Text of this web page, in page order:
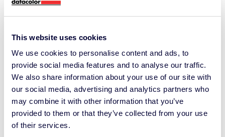
This website uses cookies
We use cookies to personalise content and ads, to
provide social media features and to analyse our traffic.
We also share information about your use of our site with
our social media, advertising and analytics partners who
may combine it with other information that you’ve
provided to them or that they’ve collected from your use
of their services.
Holen Sie das Beste aus
Ihrem
Farbabstimmungswerkzeug
heraus
Verwenden Sie die Paint-Software heute? Setzen
Sie sich mit uns in Verbindung, um Ihre
Farbabstimmungsmöglichkeiten zu maximieren.